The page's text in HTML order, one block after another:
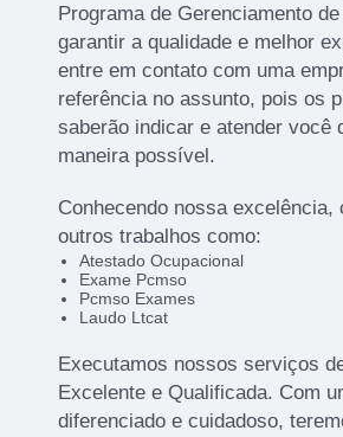
Programa de Gerenciamento
garantir a qualidade e melhor
entre em contato com uma
referência no assunto, pois os
saberão indicar e atender você
maneira possível.
Conhecendo nossa excelência,
outros trabalhos como:
Atestado Ocupacional
Exame Pcmso
Pcmso Exames
Laudo Ltcat
Executamos nossos serviços
Excelente e Qualificada. Com
diferenciado e cuidadoso,